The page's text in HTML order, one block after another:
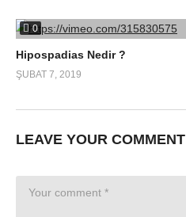
0
Hipospadias Nedir ?
ŞUBAT 7, 2019
LEAVE YOUR COMMENT